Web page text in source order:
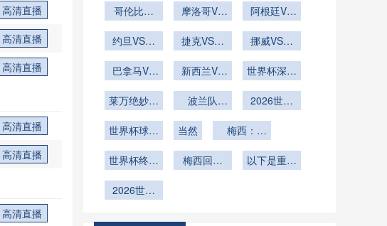
高清直播
高清直播
高清直播
高清直播
高清直播
高清直播
别克斯坦在
黑VS卡塔
廷VS奥地
VS韩国在
哥伦比亚
播哥伦比亚
线直播
摩洛哥VS
VS海地直
阿根廷VS
阿根廷VS
直播
约旦VS阿
播约旦VS
在线直播
捷克VS墨
克VS墨西
挪威VS塞
挪威VS塞
直播
巴拿马VS
拿马VS克
新西兰VS
VS埃及直
世界杯深度
新闻横行
莱万绝妙弧
波兰队
杯再添关键
2026世界
界杯主题婚
世界杯球迷
杯最佳瞬间
当然
梅西：
世界杯终章
梅西回应
终点与起点
以下是重写
2026世界
小组赛前两